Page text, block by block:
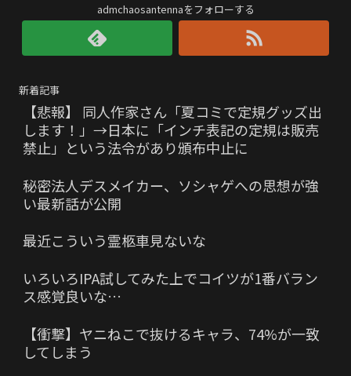
admchaosantennaをフォローする
新着記事
【悲報】 同人作家さん「夏コミで定規グッズ出
します！」→日本に「インチ表記の定規は販売
禁止」という法令があり頒布中止に
秘密法人デスメイカー、ソシャゲへの思想が強
い最新話が公開
最近こういう霊柩車見ないな
いろいろIPA試してみた上でコイツが1番バラン
ス感覚良いな…
【衝撃】ヤニねこで抜けるキャラ、74%が一致
してしまう